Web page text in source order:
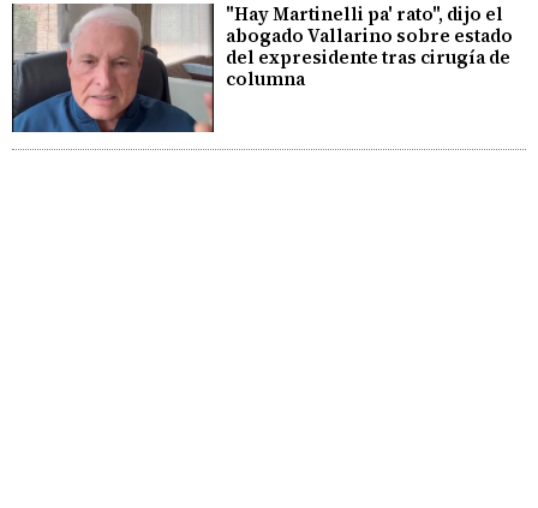
"Hay Martinelli pa' rato", dijo el
abogado Vallarino sobre estado
del expresidente tras cirugía de
columna